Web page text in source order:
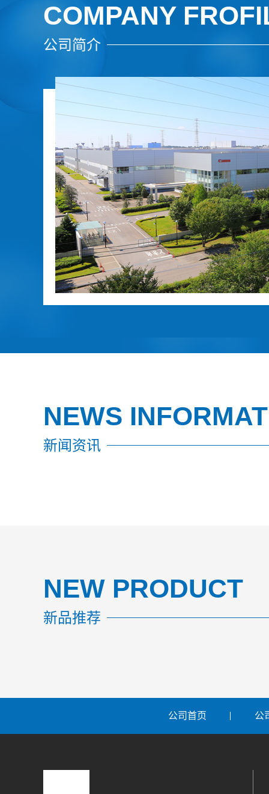
COMPANY
公司简介
NEWS
新闻资讯
NEW PRODUCT
新品推荐
公司首页 公